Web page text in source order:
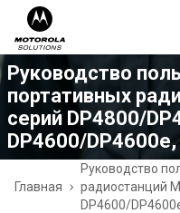
Руководство
портативных
серий DP4800/
DP4600/
Главная
Руководство
радиостанций
DP4600/